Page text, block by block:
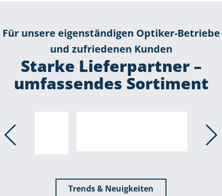
Für unsere eigenständigen Optiker-Betriebe
und zufriedenen Kunden
Starke Lieferpartner –
umfassendes Sortiment
Trends & Neuigkeiten